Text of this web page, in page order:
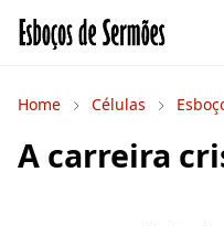
Home Células
A carreira